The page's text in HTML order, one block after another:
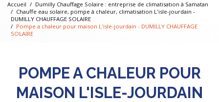
Accueil
Dumilly Chauffage Solaire : entreprise de climatisation à Samatan
Chauffe eau solaire, pompe à chaleur, climatisation L'isle-jourdain -
DUMILLY CHAUFFAGE SOLAIRE
Pompe a chaleur pour maison L'isle-jourdain - DUMILLY CHAUFFAGE
SOLAIRE
POMPE A CHALEUR POUR
MAISON L'ISLE-JOURDAIN